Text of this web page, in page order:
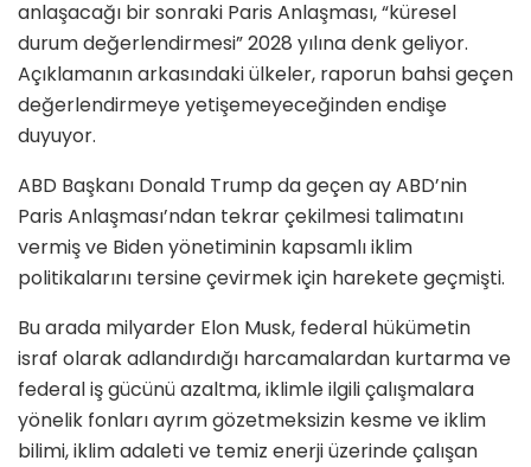
anlaşacağı bir sonraki Paris Anlaşması, “küresel
durum değerlendirmesi” 2028 yılına denk geliyor.
Açıklamanın arkasındaki ülkeler, raporun bahsi geçen
değerlendirmeye yetişemeyeceğinden endişe
duyuyor.
ABD Başkanı Donald Trump da geçen ay ABD’nin
Paris Anlaşması’ndan tekrar çekilmesi talimatını
vermiş ve Biden yönetiminin kapsamlı iklim
politikalarını tersine çevirmek için harekete geçmişti.
Bu arada milyarder Elon Musk, federal hükümetin
israf olarak adlandırdığı harcamalardan kurtarma ve
federal iş gücünü azaltma, iklimle ilgili çalışmalara
yönelik fonları ayrım gözetmeksizin kesme ve iklim
bilimi, iklim adaleti ve temiz enerji üzerinde çalışan